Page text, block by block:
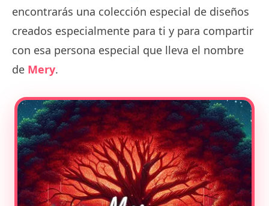
encontrarás una colección especial de diseños
creados especialmente para ti y para compartir
con esa persona especial que lleva el nombre
de Mery.